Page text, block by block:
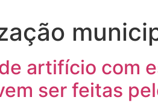
artifício com
ser feitas